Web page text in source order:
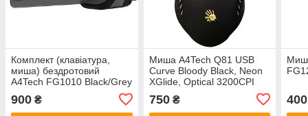
Комплект (клавіатура,
миша) бездротовий
A4Tech FG1010 Black/Grey
900 ₴
Миша A4Tech Q81 USB
Curve Bloody Black, Neon
XGlide, Optical 3200CPI
750₴ 400